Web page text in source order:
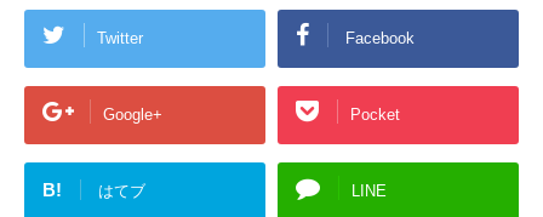
Twitter Facebook
Google+ Pocket
B! はてブ LINE